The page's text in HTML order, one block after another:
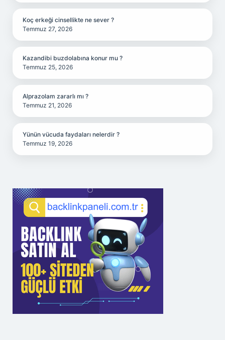
Koç erkeği cinsellikte ne sever ?
Temmuz 27, 2026
Kazandibi buzdolabına konur mu ?
Temmuz 25, 2026
Alprazolam zararlı mı ?
Temmuz 21, 2026
Yünün vücuda faydaları nelerdir ?
Temmuz 19, 2026